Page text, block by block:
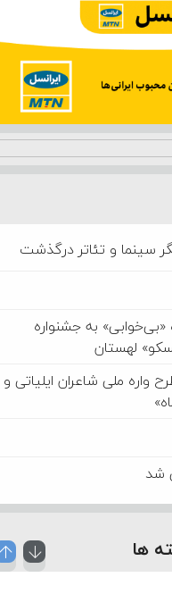
سینما و تئاتر درگذشت
«بی‌خوابی» به جشنواره
لهستان
واره ملی شاعران ایلیاتی و
شد
ها